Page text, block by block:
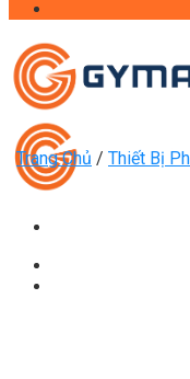
Trang Chủ / Thiết Bị